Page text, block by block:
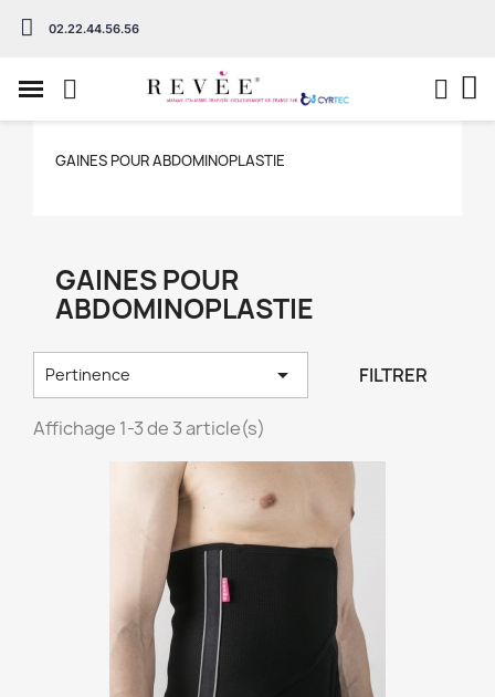
02.22.44.56.56
GAINES POUR ABDOMINOPLASTIE
GAINES POUR
ABDOMINOPLASTIE
Pertinence  FILTRER
Affichage 1-3 de 3 article(s)